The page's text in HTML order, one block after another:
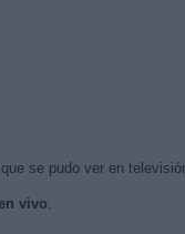
se pudo ver en
vivo.